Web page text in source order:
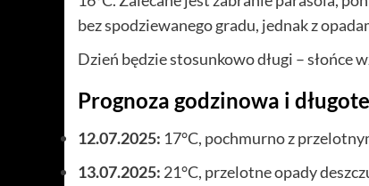
bez spodziewanego gradu, jednak z
Dzień będzie stosunkowo długi – słońce
Prognoza godzinowa i
12.07.2025: 17°C, pochmurno z
13.07.2025: 21°C, przelotne opady